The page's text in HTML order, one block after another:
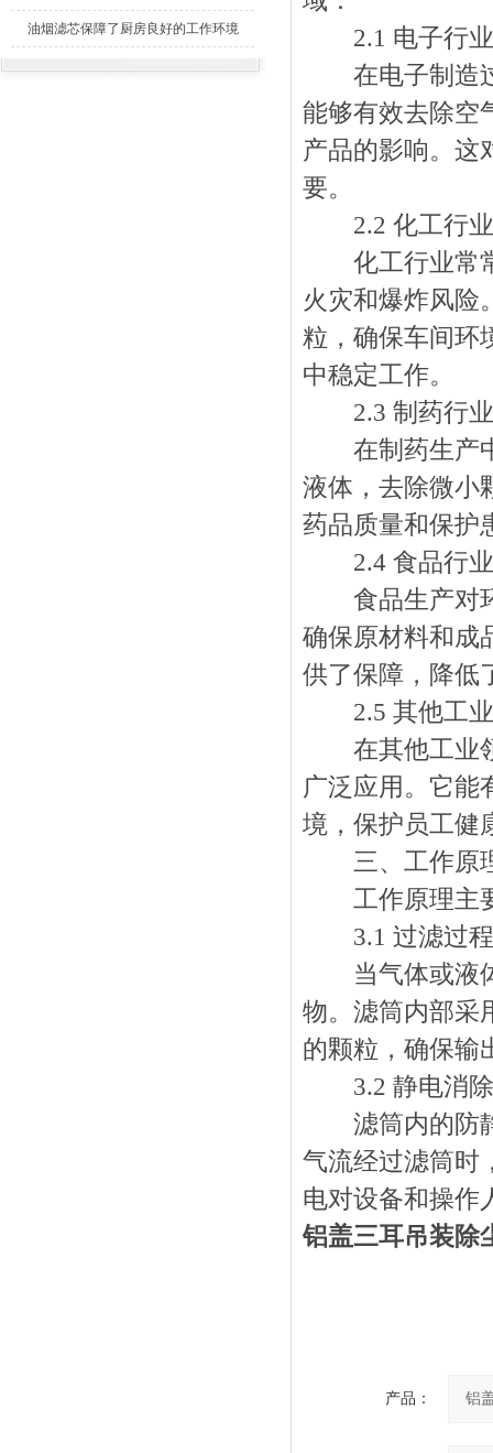
断
油烟滤芯保障了厨房良好的工作环境
2.1 电子行业
在电子制造过
能够有效去除空
产品的影响。这
要。
2.2 化工行业
化工行业常常
火灾和爆炸风险
粒，确保车间环
中稳定工作。
2.3 制药行业
在制药生产中
液体，去除微小
药品质量和保护
2.4 食品行业
食品生产对环
确保原材料和成
供了保障，降低
2.5 其他工业
在其他工业领
广泛应用。它能
境，保护员工健
三、工作原
工作原理主要
3.1 过滤过程
当气体或液体
物。滤筒内部采
的颗粒，确保输
3.2 静电消除
滤筒内的防静
气流经过滤筒时
电对设备和操作
铝盖三耳吊装除
产品：